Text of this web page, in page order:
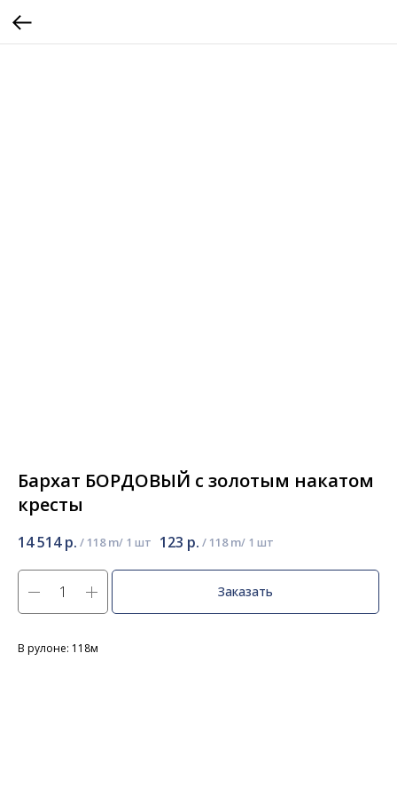
Бархат БОРДОВЫЙ с золотым накатом
кресты
14 514 р. / 118 m 123 р. / 118 m
Заказать
В рулоне: 118м